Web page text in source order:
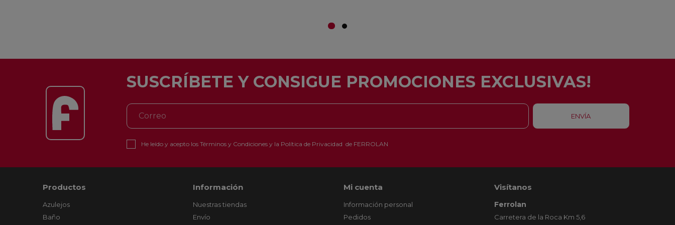
SUSCRÍBETE Y CONSIGUE PROMOCIONES EXCLUSIVAS!
He leído y acepto los Términos y Condicionesy la Política de Privacidad de FERROLAN
Productos
Azulejos
Baño
Información
Nuestras tiendas
Envío
Mi cuenta
Información personal
Pedidos
Visítanos
Ferrolan
Carretera de la Roca Km 5,6